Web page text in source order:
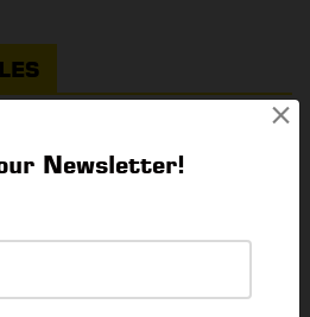
×
Newsletter!
ရဲ့ အထင်ကရနေရာများကို ရောက်ရှိသော